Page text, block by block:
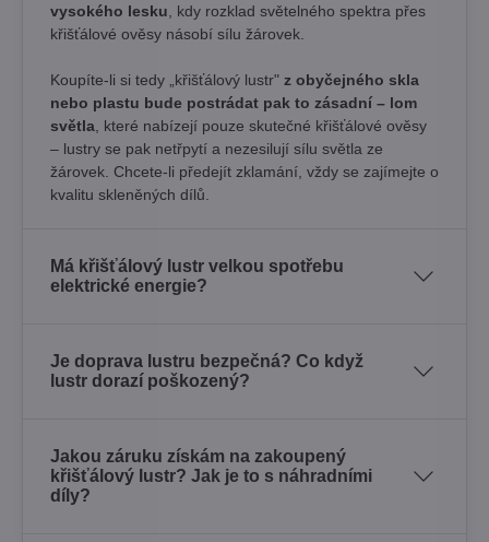
vysokého lesku , kdy rozklad světelného spektra přes
křišťálové ověsy násobí sílu žárovek. ​
Koupíte-li si tedy „křišťálový lustr" z obyčejného skla
nebo plastu bude postrádat pak to zásadní – lom
světla , které nabízejí pouze skutečné křišťálové ověsy
– lustry se pak netřpytí a nezesilují sílu světla ze
žárovek. Chcete-li předejít zklamání, vždy se zajímejte o
kvalitu skleněných dílů.
Má křišťálový lustr velkou spotřebu
elektrické energie?
Je doprava lustru bezpečná? Co když
lustr dorazí poškozený?
Jakou záruku získám na zakoupený
křišťálový lustr? Jak je to s náhradními
díly?